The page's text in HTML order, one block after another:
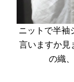
ニットで半袖
言いますか見
の織